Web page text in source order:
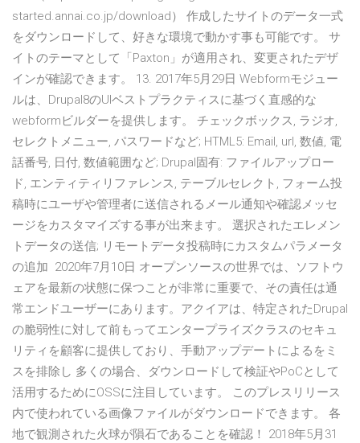
started.annai.co.jp/download） 作成したサイトのデータ一式
をダウンロードして、好きな環境で動かす事も可能です。 サ
イトのテーマとして「Paxton」が適用され、変更されたデザ
インが確認できます。 13. 2017年5月29日 Webformモジュー
ルは、Drupal8のUIベストプラクティスに基づく直感的な
webformビルダーを提供します。 チェックボックス, ラジオ,
セレクトメニュー, パスワードなど; HTML5: Email, url, 数値, 電
話番号, 日付, 数値範囲など; Drupal固有: ファイルアップロー
ド, エンティティリファレンス, テーブルセレクト, フォーム投
稿時にユーザや管理者に送信されるメール通知や確認メッセ
ージをカスタマイズする事が出来ます。 選択されたエレメン
トデータの送信; リモートデータ投稿時にカスタムパラメータ
の追加 2020年7月10日 オープンソースの世界では、ソフトウ
ェアを最新の状態に保つことが非常に重要で、その責任は通
常エンドユーザーにあります。アクイアは、特定されたDrupal
の脆弱性に対して前もってエンタープライズクラスのセキュ
リティを顧客に提供しており、手動アップデートによるをミ
スを排除し 多くの場合、ダウンロードして検証やPoCとして
活用するためにOSSに注目しています。 このプレスリリース
内で使われている画像ファイルがダウンロードできます。 各
地で観測された火球が隕石であることを確認！ 2018年5月31